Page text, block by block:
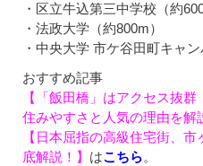
・区立牛込第三中学校（約
・法政大学（約800m）
・中央大学 市ケ谷田町キャン
おすすめ記事
【「飯田橋」はアクセス抜
住みやすさと人気の理由を解
【日本屈指の高級住宅街、
底解説！】 はこちら。